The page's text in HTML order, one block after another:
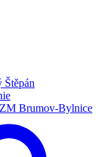
Štěpán
Brumov-Bylnice